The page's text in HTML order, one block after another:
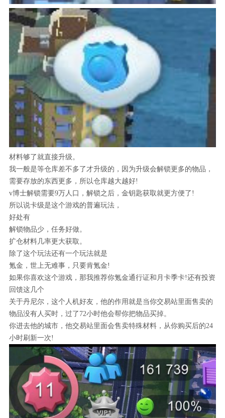
材料够了就直接升级。
我一般是等仓库差不多了才升级的，因为升级会解锁更多的物品，
需要存放的东西更多，所以仓库越大越好!
v博士解锁需要9万人口，解锁之后，金钥匙获取就更方便了!
所以说卡级是这个游戏的普遍玩法，
好处有
解锁物品少，任务好做。
扩仓材料几率更大获取。
除了这个玩法还有一个玩法就是
氪金，世上无难事，只要肯氪金!
如果你喜欢这个游戏，那我推荐你氪金通行证和月卡季卡!还有投资
回馈这几个
关于丹尼尔，这个人机好友，他的作用就是当你交易站里面售卖的
物品没有人买时，过了72小时他会帮你把物品买掉。
你进去他的城市，他交易站里面会售卖特殊材料，从你购买后的24
小时刷新一次!